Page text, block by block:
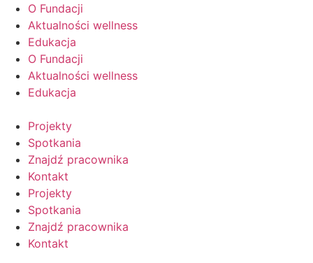
Przejdź
treści
O Fundacji
Aktualności wellness
Edukacja
O Fundacji
Aktualności wellness
Edukacja
Projekty
Spotkania
Znajdź pracownika
Kontakt
Projekty
Spotkania
Znajdź pracownika
Kontakt